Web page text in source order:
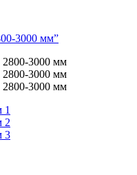
3000 мм”